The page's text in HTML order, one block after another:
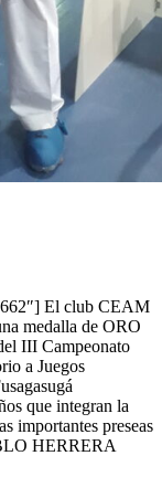
El club CEAM
medalla de ORO
III Campeonato
a Juegos
que integran la
importantes preseas
HERRERA